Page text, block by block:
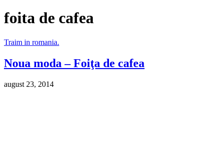
foita de cafea
Traim in romania.
Noua moda – Foiţa de cafea
august 23, 2014